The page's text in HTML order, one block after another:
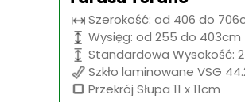
Szerokość: od 406 do
Wysięg: od 255 do 403cm
Standardowa Wysokość:
Szkło laminowane VSG
Przekrój Słupa 11 x 11cm